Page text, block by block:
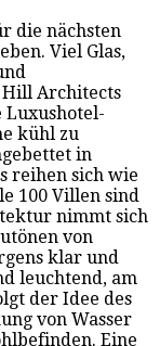
die nächsten
Viel Glas,
Hill Architects
Luxushotel-
kühl zu
in
reihen sich wie
100 Villen sind
nimmt sich
von
klar und
leuchtend, am
der Idee des
von Wasser
Eine